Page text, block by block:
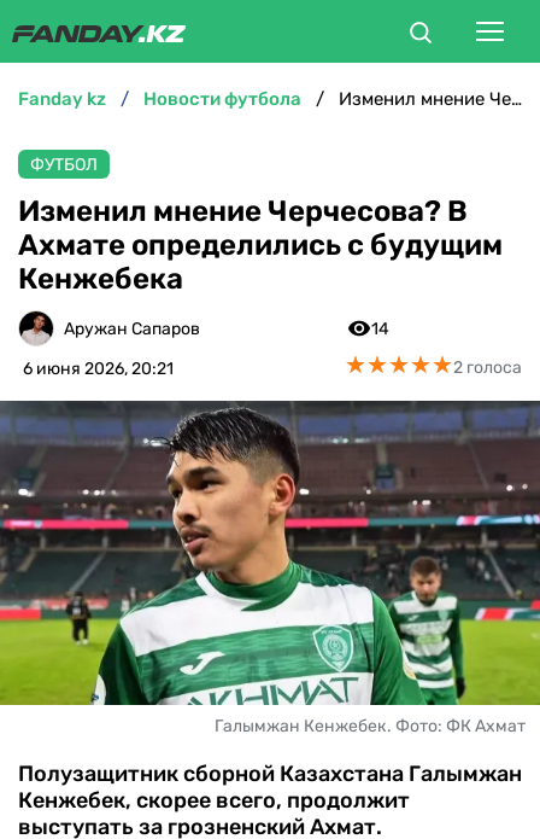
БОКС
ММА
ТЕННИС
ФУТЗАЛ
ВЕЛОСПОРТ
ЧМ-2026
ДРУГИЕ
БУКМЕКЕРЫ
fanday kz новости футбола Изменил мнение Черчесова? В Ахмате определились с будущим Кенжебека
ФУТБОЛ
Изменил мнение Черчесова? В
Ахмате определились с будущим
Кенжебека
Аружан Сапаров
6 июня 2026, 20:21
14
★★★★★
★★★★★2 голоса
Галымжан Кенжебек. Фото: ФК Ахмат
Полузащитник сборной Казахстана Галымжан
Кенжебек, скорее всего, продолжит
выступать за грозненский Ахмат.